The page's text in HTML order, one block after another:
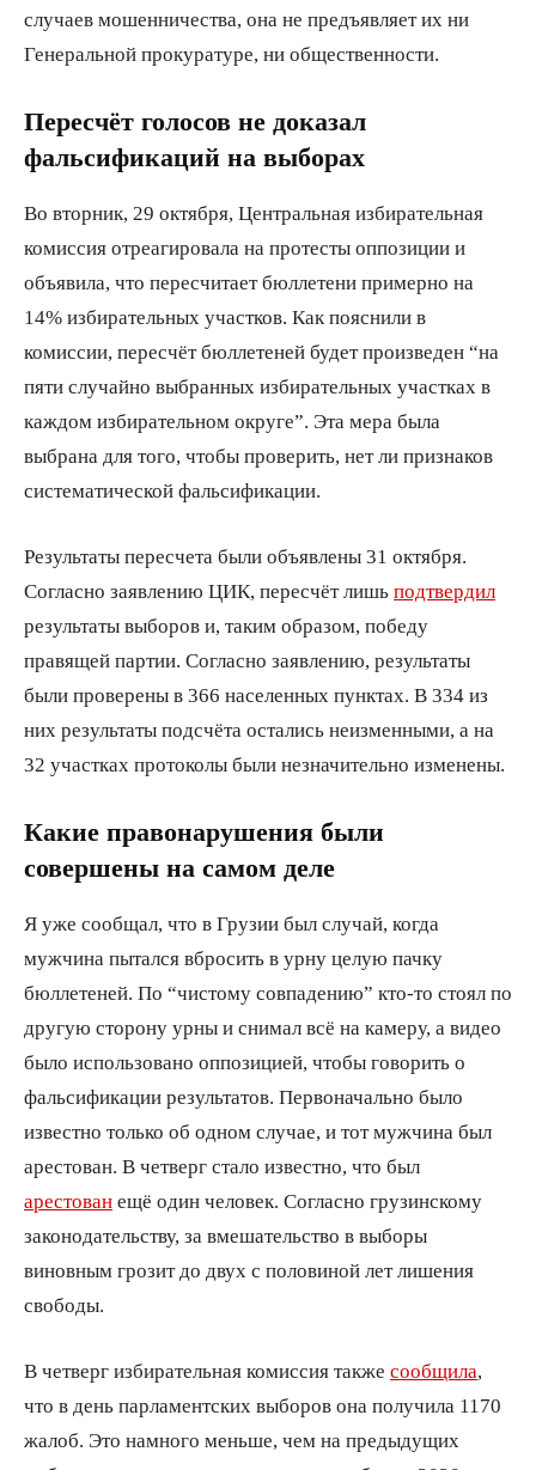
случаев мошенничества, она не предъявляет их ни
Генеральной прокуратуре, ни общественности.
Пересчёт голосов не доказал
фальсификаций на выборах
Во вторник, 29 октября, Центральная избирательная
комиссия отреагировала на протесты оппозиции и
объявила, что пересчитает бюллетени примерно на
14% избирательных участков. Как пояснили в
комиссии, пересчёт бюллетеней будет произведен “на
пяти случайно выбранных избирательных участках в
каждом избирательном округе”. Эта мера была
выбрана для того, чтобы проверить, нет ли признаков
систематической фальсификации.
Результаты пересчета были объявлены 31 октября.
Согласно заявлению ЦИК, пересчёт лишь подтвердил
результаты выборов и, таким образом, победу
правящей партии. Согласно заявлению, результаты
были проверены в 366 населенных пунктах. В 334 из
них результаты подсчёта остались неизменными, а на
32 участках протоколы были незначительно изменены.
Какие правонарушения были
совершены на самом деле
Я уже сообщал, что в Грузии был случай, когда
мужчина пытался вбросить в урну целую пачку
бюллетеней. По “чистому совпадению” кто-то стоял по
другую сторону урны и снимал всё на камеру, а видео
было использовано оппозицией, чтобы говорить о
фальсификации результатов. Первоначально было
известно только об одном случае, и тот мужчина был
арестован. В четверг стало известно, что был
арестован ещё один человек. Согласно грузинскому
законодательству, за вмешательство в выборы
виновным грозит до двух с половиной лет лишения
свободы.
В четверг избирательная комиссия также сообщила
что в день парламентских выборов она получила 1170
жалоб. Это намного меньше, чем на предыдущих